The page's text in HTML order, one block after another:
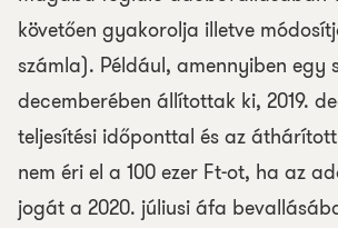
követően gyakorolja illetve
számla). Például, amennyiben egy
decemberében állítottak ki, 2019.
teljesítési időponttal és az
nem éri el a 100 ezer Ft-ot, ha az
jogát a 2020. júliusi áfa